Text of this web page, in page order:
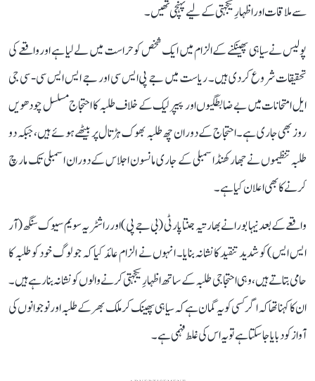
سے ملاقات اور اظہارِ یکجہتی کے لیے پہنچی تھیں۔
پولیس نے سیاہی پھینکنے کے الزام میں ایک شخص کو حراست میں لے لیا ہے اور واقعے کی
تحقیقات شروع کر دی ہیں۔ ریاست میں جے پی ایس سی اور جے ایس ایس سی - سی جی
ایل امتحانات میں بے ضابطگیوں اور پیپر لیک کے خلاف طلبہ کا احتجاج مسلسل چودھویں
روز بھی جاری ہے۔ احتجاج کے دوران چھ طلبہ بھوک ہڑتال پر بیٹھے ہوئے ہیں، جبکہ دو
طلبہ تنظیموں نے جھارکھنڈ اسمبلی کے جاری مانسون اجلاس کے دوران اسمبلی تک مارچ
کرنے کا بھی اعلان کیا ہے۔
واقعے کے بعد نیہا بورا نے بھارتیہ جنتا پارٹی (بی جے پی) اور راشٹریہ سویم سیوک سنگھ (آر
ایس ایس) کو شدید تنقید کا نشانہ بنایا۔ انہوں نے الزام عائد کیا کہ جو لوگ خود کو طلبہ کا
حامی بتاتے ہیں، وہی احتجاجی طلبہ کے ساتھ اظہارِ یکجہتی کرنے والوں کو نشانہ بنا رہے ہیں۔
ان کا کہنا تھا کہ اگر کسی کو یہ گمان ہے کہ سیاہی پھینک کر ملک بھر کے طلبہ اور نوجوانوں کی
آواز کو دبایا جا سکتا ہے تو یہ اس کی غلط فہمی ہے۔